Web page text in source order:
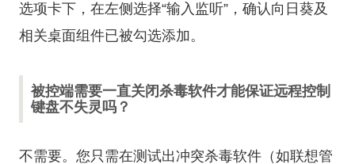
选项卡下，在左侧选择“输入监听”，确认向日葵及
相关桌面组件已被勾选添加。
被控端需要一直关闭杀毒软件才能保证远程控制
键盘不失灵吗？
不需要。您只需在测试出冲突杀毒软件（如联想管